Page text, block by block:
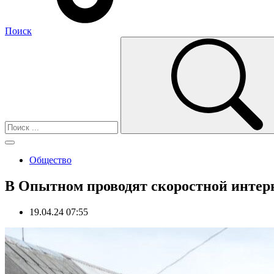
Поиск
Общество
В Опытном проводят скоростной
19.04.24 07:55